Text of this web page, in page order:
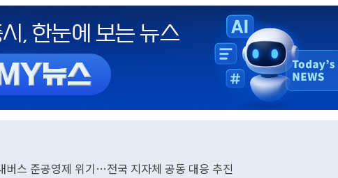
버스 준공영제 위기…전국 지자체 공동 대응 추진